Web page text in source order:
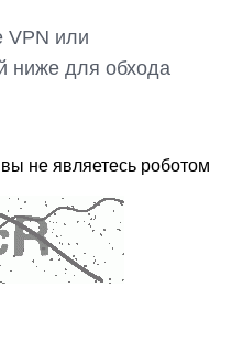
VPN или
ниже для обхода
не являетесь роботом